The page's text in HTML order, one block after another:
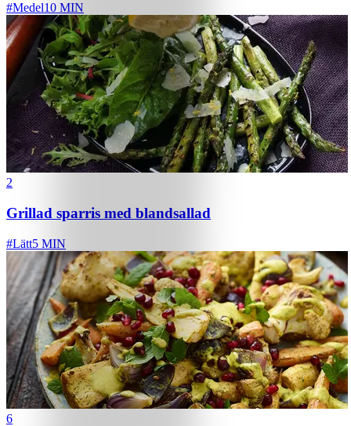
#Medel10 MIN
2
Grillad sparris med blandsallad
#Lätt5 MIN
6